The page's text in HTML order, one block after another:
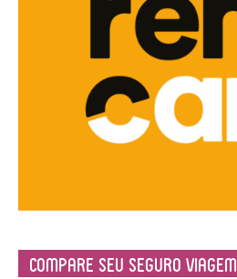
Compare Seu Seguro Viagem